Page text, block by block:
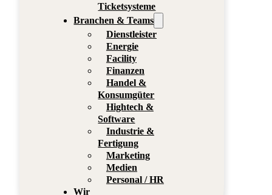
Ticketsysteme
Branchen & Teams
Dienstleister
Energie
Facility
Finanzen
Handel &
Konsumgüter
Hightech &
Software
Industrie &
Fertigung
Marketing
Medien
Personal / HR
Wir